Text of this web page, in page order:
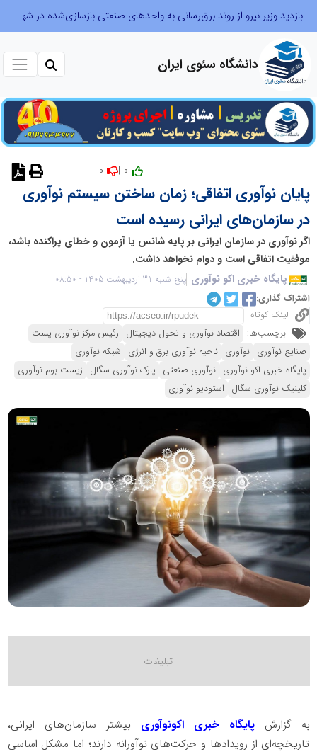
بازدید وزیر نیرو از روند برق‌رسانی به واحدهای صنعتی بازسازی‌شده در شهرک صنعتی شمس‌آباد
دانشگاه سئوی ایران
پایان نوآوری اتفاقی؛ زمان ساختن سیستم نوآوری
در سازمان‌های ایرانی رسیده است
اگر نوآوری در سازمان ایرانی بر پایه شانس یا آزمون و خطای پراکنده باشد،
موفقیت اتفاقی است و دوام نخواهد داشت.
پایگاه خبری اکو نوآوری پنج شنبه 31 اردیبهشت 1405 - 08:50
اشتراک گذاری:
لینک کوتاه
برچسب‌ها: اقتصاد نوآوری و تحول دیجیتال رئیس مرکز نوآوری پست
صنایع نوآوری نوآوری ناحیه نوآوری برق و انرژی شبکه نوآوری
پایگاه خبری اکو نوآوری نوآوری صنعتی پارک نوآوری سگال زیست بوم نوآوری
کلینیک نوآوری سگال استودیو نوآوری
به گزارشپایگاه خبری اکونوآوری بیشتر سازمان‌های ایرانی،
تاریخچه‌ای از رویدادها و حرکت‌های نوآورانه دارند؛ اما مشکل اساسی